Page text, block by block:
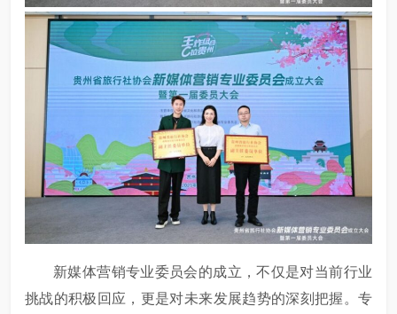
新媒体营销专业委员会的成立，不仅是对当前行业
挑战的积极回应，更是对未来发展趋势的深刻把握。专